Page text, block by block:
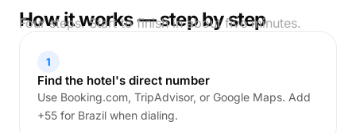
How it works — step by step
Four steps. Start to finish in about five minutes.
1
Find the hotel's direct number
Use Booking.com, TripAdvisor, or Google Maps. Add
+55 for Brazil when dialing.